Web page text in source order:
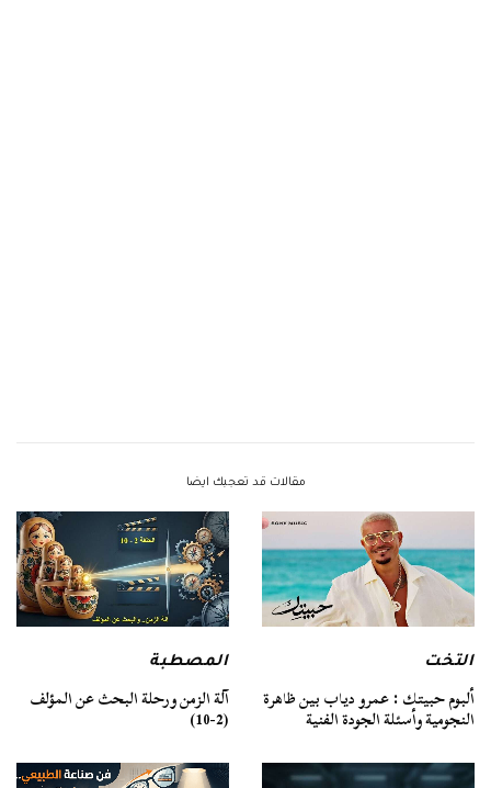
مقالات قد تعجبك ايضا
التخت
ألبوم حبيتك : عمرو دياب بين ظاهرة
النجومية وأسئلة الجودة الفنية
المصطبة
آلة الزمن ورحلة البحث عن المؤلف
(2-10)